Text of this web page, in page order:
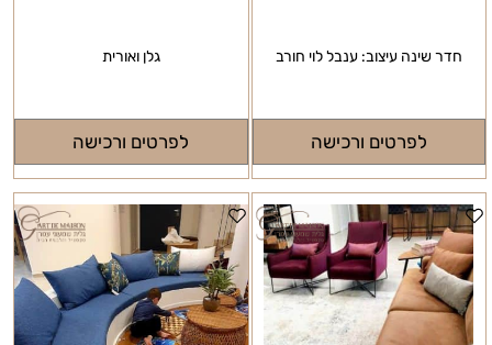
חדר שינה עיצוב: ענבל לוי חורב
לפרטים ורכישה
גלן ואורית
לפרטים ורכישה